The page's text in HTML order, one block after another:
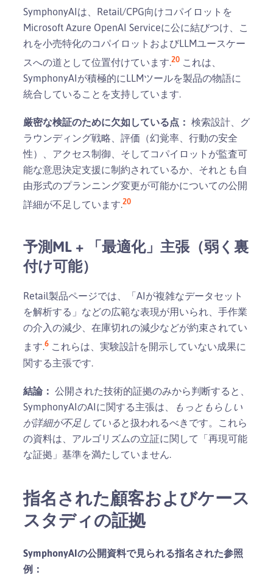
SymphonyAIは、Retail/CPG向けコパイロットを
Microsoft Azure OpenAI Serviceに公に結びつけ、こ
れを小売特化のコパイロットおよびLLMユースケー
スへの道として位置付けています.20 これは、
SymphonyAIが積極的にLLMツールを製品の物語に
統合していることを支持しています.
厳密な検証のために欠如している点： 検索設計、グ
ラウンディング戦略、評価（幻覚率、行動の安全
性）、アクセス制御、そしてコパイロットが監査可
能な意思決定支援に制約されているか、それとも自
由形式のプランニング変更が可能かについての公開
詳細が不足しています.20
予測ML + 「最適化」主張（弱く裏
付け可能）
Retail製品ページでは、「AIが複雑なデータセット
を解析する」などの広範な表現が用いられ、手作業
の介入の減少、在庫切れの減少などが約束されてい
ます.6 これらは、実験設計を開示していない成果に
関する主張です.
結論： 公開された技術的証拠のみから判断すると、
SymphonyAIのAIに関する主張は、
もっともらしい
が詳細が不足していると扱われるべきです。これら
の資料は、アルゴリズムの立証に関して「再現可能
な証拠」基準を満たしていません.
指名された顧客およびケース
スタディの証拠
SymphonyAIの公開資料で見られる指名された参照
例：